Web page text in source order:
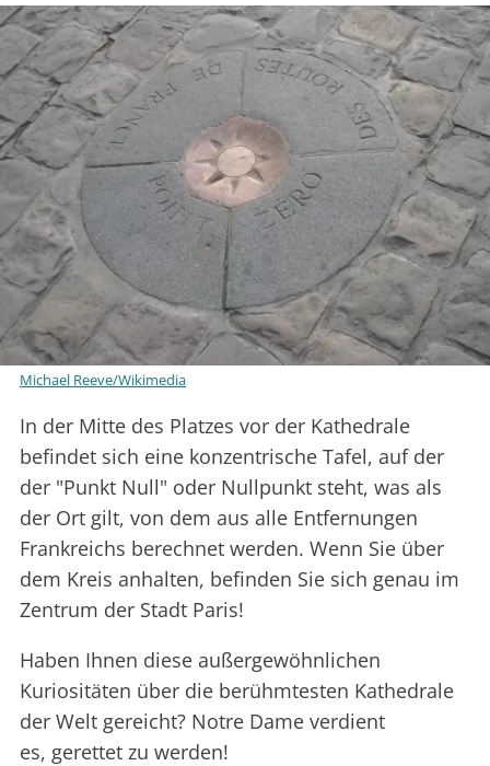
Michael Reeve/Wikimedia
In der Mitte des Platzes vor der Kathedrale
befindet sich eine konzentrische Tafel, auf der
der "Punkt Null" oder Nullpunkt steht, was als
der Ort gilt, von dem aus alle Entfernungen
Frankreichs berechnet werden. Wenn Sie über
dem Kreis anhalten, befinden Sie sich genau im
Zentrum der Stadt Paris!
Haben Ihnen diese außergewöhnlichen
Kuriositäten über die berühmtesten Kathedrale
der Welt gereicht? Notre Dame verdient
es, gerettet zu werden!